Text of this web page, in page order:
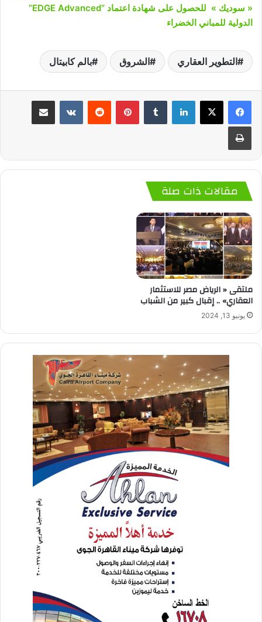
« سوديك » للحصول على شهادة اعتماد “EDGE Advanced”
الدولية للمباني الخضراء
التطوير العقاري الشروق بالم كابيتال
لينكدإن بينتيريست
مقالات ذات صلة
ملتقى « الرياض مصر للاستثمار
العقاري» .. إقبال كبير من الشباب
يونيو 13, 2024